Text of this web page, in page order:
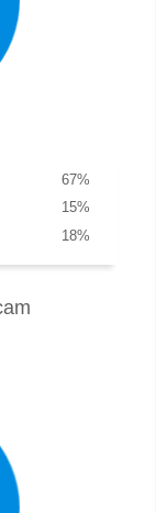
%
67
%
15
%
18